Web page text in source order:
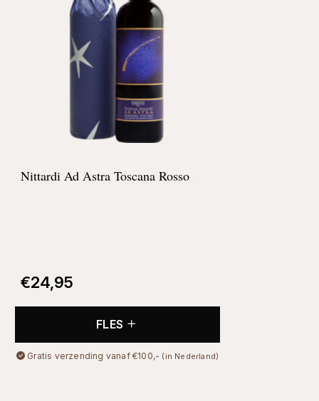
Nittardi Ad Astra Toscana Rosso
€24,95
FLES
Gratis verzending vanaf €100,- (in Nederland)